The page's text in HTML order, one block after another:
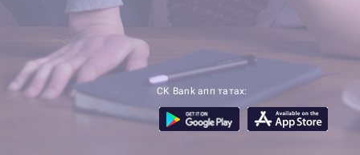
CK Bank апп татах: